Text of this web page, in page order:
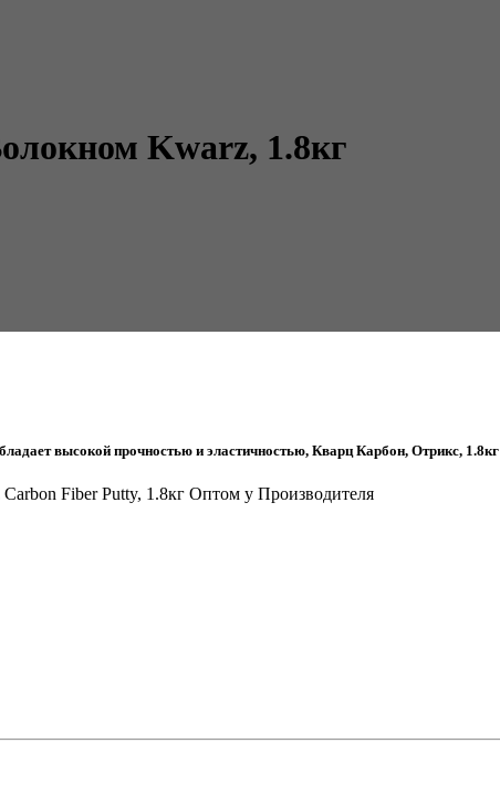
Kwarz, 1.8кг
высокой прочностью и эластичностью, Кварц Карбон, Отрикс, 1.8кг
Fiber Putty, 1.8кг Оптом у Производителя